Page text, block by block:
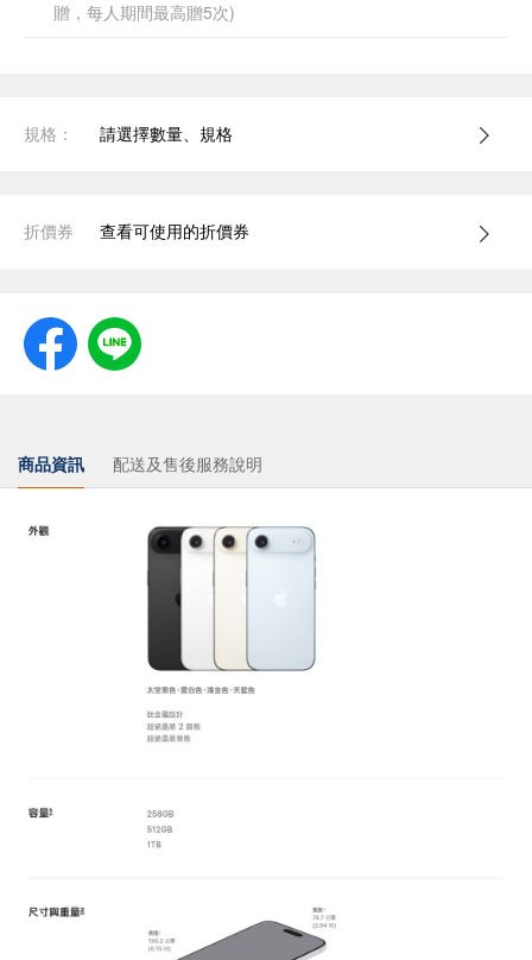
贈，每人期間最高贈5次)
規格： 請選擇數量、規格
折價券 查看可使用的折價券
商品資訊 配送及售後服務說明